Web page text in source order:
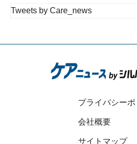
Tweets by Care_news
プライバシー
会社概要
サイトマップ